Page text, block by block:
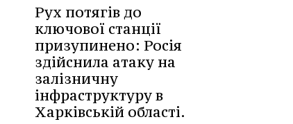
Рух потягів до
ключової станції
призупинено: Росія
здійснила атаку на
залізничну
інфраструктуру в
Харківській області.